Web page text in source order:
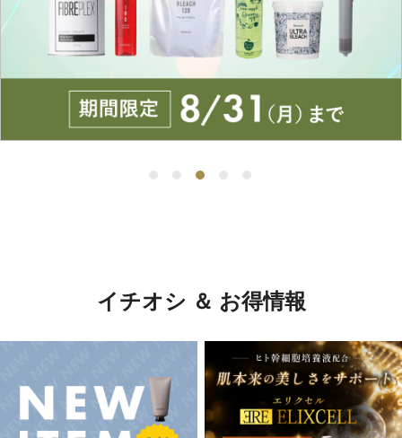
イチオシ ＆ お得情報